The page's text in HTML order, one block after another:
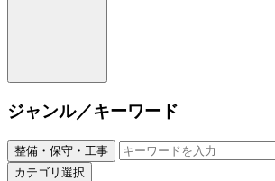
ジャンル／キーワード
整備・保守・工事
カテゴリ選択